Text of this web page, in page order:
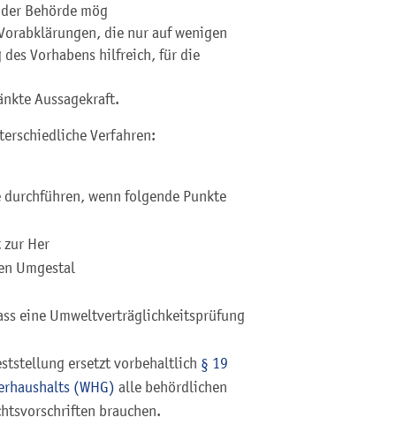
Behörde mög
die nur auf wenigen
Vorhabens hilfreich, für die
Aussagekraft.
Verfahren:
wenn folgende Punkte
Her
Umgestal
eine Umweltverträglichkeitsprüfung
ersetzt vorbehaltlich § 19
(WHG) alle behördlichen
brauchen.